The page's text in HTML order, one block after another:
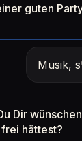
guten
Musik,
Dir
hättest?